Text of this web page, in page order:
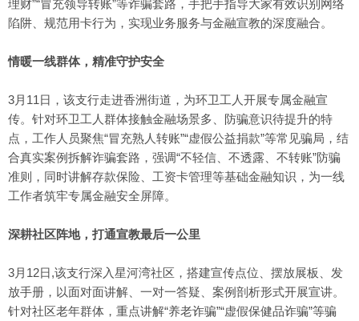
理财”“冒充领导转账”等诈骗套路，手把手指导大家有效识别网络
陷阱、规范用卡行为，实现业务服务与金融宣教的深度融合。
情暖一线群体，精准守护安全
3月11日，该支行走进香洲街道，为环卫工人开展专属金融宣
传。针对环卫工人群体接触金融场景多、防骗意识待提升的特
点，工作人员聚焦“冒充熟人转账”“虚假公益捐款”等常见骗局，结
合真实案例拆解诈骗套路，强调“不轻信、不透露、不转账”防骗
准则，同时讲解存款保险、工资卡管理等基础金融知识，为一线
工作者筑牢专属金融安全屏障。
深耕社区阵地，打通宣教最后一公里
3月12日,该支行深入星河湾社区，搭建宣传点位、摆放展板、发
放手册，以面对面讲解、一对一答疑、案例剖析形式开展宣讲。
针对社区老年群体，重点讲解“养老诈骗”“虚假保健品诈骗”等骗